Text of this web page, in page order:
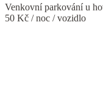
Venkovní parkování u
50 Kč / noc / vozidlo